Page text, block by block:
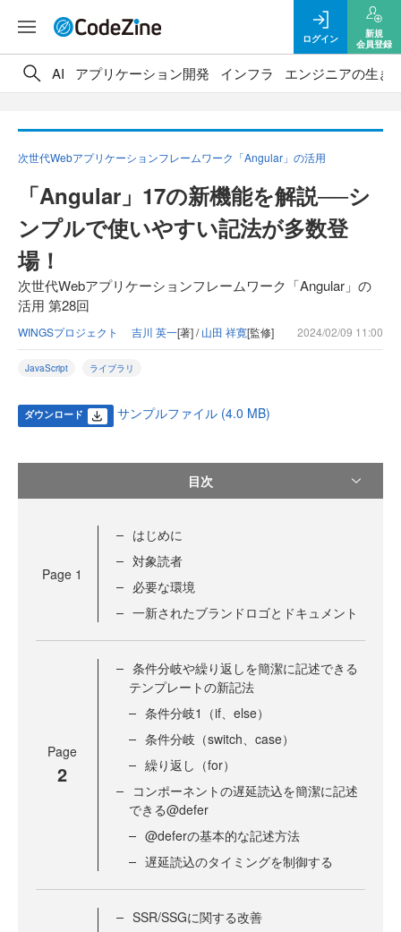
ログイン
新規
会員登録
AI アプリケーション開発 インフラ エンジニアの生き
次世代Webアプリケーションフレームワーク「Angular」の活用
「Angular」17の新機能を解説──シ
ンプルで使いやすい記法が多数登
場！
次世代Webアプリケーションフレームワーク「Angular」の
活用 第28回
WINGSプロジェクト 吉川 英一[著] /山田 祥寛[監修] 2024/02/09 11:00
JavaScript ライブラリ
ダウンロード サンプルファイル (4.0 MB)
目次
Page 1
はじめに
対象読者
必要な環境
一新されたブランドロゴとドキュメント
Page
2
条件分岐や繰り返しを簡潔に記述できる
テンプレートの新記法
条件分岐1（if、else）
条件分岐（switch、case）
繰り返し（for）
コンポーネントの遅延読込を簡潔に記述
できる@defer
@deferの基本的な記述方法
遅延読込のタイミングを制御する
SSR/SSGに関する改善